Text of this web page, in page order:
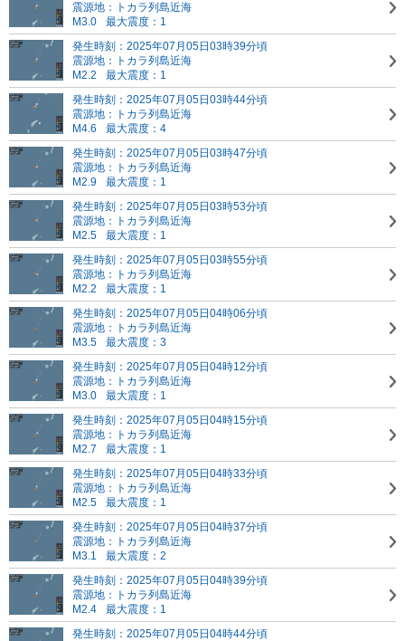
震源地：トカラ列島近海
M3.0
最大震度：1
発生時刻：2025年07月05日03時39分頃
震源地：トカラ列島近海
M2.2
最大震度：1
発生時刻：2025年07月05日03時44分頃
震源地：トカラ列島近海
M4.6
最大震度：4
発生時刻：2025年07月05日03時47分頃
震源地：トカラ列島近海
M2.9
最大震度：1
発生時刻：2025年07月05日03時53分頃
震源地：トカラ列島近海
M2.5
最大震度：1
発生時刻：2025年07月05日03時55分頃
震源地：トカラ列島近海
M2.2
最大震度：1
発生時刻：2025年07月05日04時06分頃
震源地：トカラ列島近海
M3.5
最大震度：3
発生時刻：2025年07月05日04時12分頃
震源地：トカラ列島近海
M3.0
最大震度：1
発生時刻：2025年07月05日04時15分頃
震源地：トカラ列島近海
M2.7
最大震度：1
発生時刻：2025年07月05日04時33分頃
震源地：トカラ列島近海
M2.5
最大震度：1
発生時刻：2025年07月05日04時37分頃
震源地：トカラ列島近海
M3.1
最大震度：2
発生時刻：2025年07月05日04時39分頃
震源地：トカラ列島近海
M2.4
最大震度：1
発生時刻：2025年07月05日04時44分頃